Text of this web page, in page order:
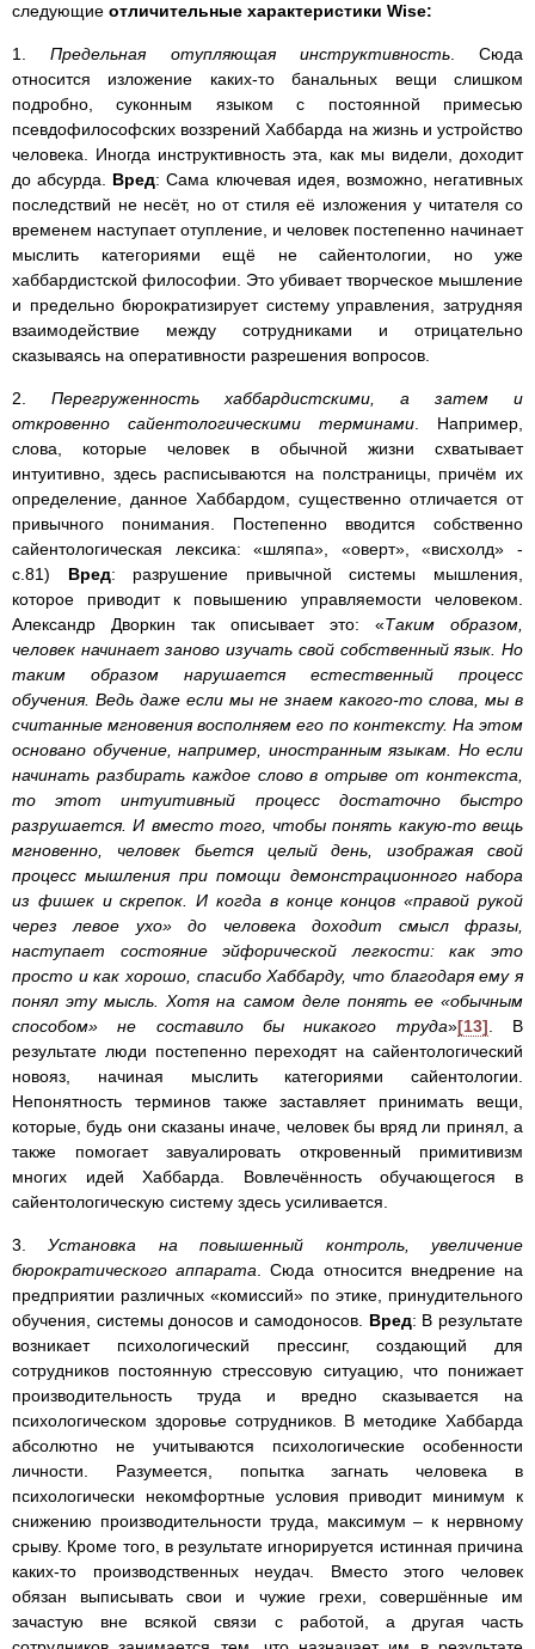
следующие отличительные характеристики Wise:
1.Предельная отупляющая инструктивность. Сюда
относится изложение каких-то банальных вещи слишком
подробно, суконным языком с постоянной примесью
псевдофилософских воззрений Хаббарда на жизнь и устройство
человека. Иногда инструктивность эта, как мы видели, доходит
до абсурда. Вред: Сама ключевая идея, возможно, негативных
последствий не несёт, но от стиля её изложения у читателя со
временем наступает отупление, и человек постепенно начинает
мыслить категориями ещё не сайентологии, но уже
хаббардистской философии. Это убивает творческое мышление
и предельно бюрократизирует систему управления, затрудняя
взаимодействие между сотрудниками и отрицательно
сказываясь на оперативности разрешения вопросов.
2. Перегруженность хаббардистскими, а затем и
откровенно сайентологическими терминами . Например,
слова, которые человек в обычной жизни схватывает
интуитивно, здесь расписываются на полстраницы, причём их
определение, данное Хаббардом, существенно отличается от
привычного понимания. Постепенно вводится собственно
сайентологическая лексика: «шляпа», «оверт», «висхолд» -
с.81) Вред: разрушение привычной системы мышления,
которое приводит к повышению управляемости человеком.
Александр Дворкин так описывает это: «Таким образом,
человек начинает заново изучать свой собственный язык. Но
таким образом нарушается естественный процесс
обучения. Ведь даже если мы не знаем какого-то слова, мы в
считанные мгновения восполняем его по контексту. На этом
основано обучение, например, иностранным языкам. Но если
начинать разбирать каждое слово в отрыве от контекста,
то этот интуитивный процесс достаточно быстро
разрушается. И вместо того, чтобы понять какую-то вещь
мгновенно, человек бьется целый день, изображая свой
процесс мышления при помощи демонстрационного набора
из фишек и скрепок. И когда в конце концов «правой рукой
через левое ухо» до человека доходит смысл фразы,
наступает состояние эйфорической легкости: как это
просто и как хорошо, спасибо Хаббарду, что благодаря ему я
понял эту мысль. Хотя на самом деле понять ее «обычным
способом» не составило бы никакого труда»[13] . В
результате люди постепенно переходят на сайентологический
новояз, начиная мыслить категориями сайентологии.
Непонятность терминов также заставляет принимать вещи,
которые, будь они сказаны иначе, человек бы вряд ли принял, а
также помогает завуалировать откровенный примитивизм
многих идей Хаббарда. Вовлечённость обучающегося в
сайентологическую систему здесь усиливается.
3.Установка на повышенный контроль, увеличение
бюрократического аппарата . Сюда относится внедрение на
предприятии различных «комиссий» по этике, принудительного
обучения, системы доносов и самодоносов. Вред: В результате
возникает психологический прессинг, создающий для
сотрудников постоянную стрессовую ситуацию, что понижает
производительность труда и вредно сказывается на
психологическом здоровье сотрудников. В методике Хаббарда
абсолютно не учитываются психологические особенности
личности. Разумеется, попытка загнать человека в
психологически некомфортные условия приводит минимум к
снижению производительности труда, максимум – к нервному
срыву. Кроме того, в результате игнорируется истинная причина
каких-то производственных неудач. Вместо этого человек
обязан выписывать свои и чужие грехи, совершённые им
зачастую вне всякой связи с работой, а другая часть